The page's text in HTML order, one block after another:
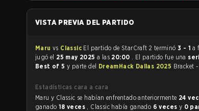
VISTA PREVIA DEL PARTIDO
Maru vs Classic El partido de StarCraft 2 terminó 3 - 1 a
jugó el 25 may 2025 a las 20:00 . El partido fue una
Best of 5 y parte del DreamHack Dallas 2025 Bracket
Estadísticas cara a cara
Maru y Classic se habían enfrentado anteriormente 24
ganado 18 veces , Classic había ganado 6 veces y 0